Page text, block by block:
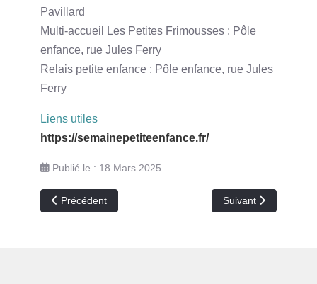
Pavillard
Multi-accueil Les Petites Frimousses : Pôle
enfance, rue Jules Ferry
Relais petite enfance : Pôle enfance, rue Jules
Ferry
Liens utiles
https://semainepetiteenfance.fr/
Publié le : 18 Mars 2025
Article précédent : préinscription transport scolaire 2025-
Précédent Article suivant :
Suivant